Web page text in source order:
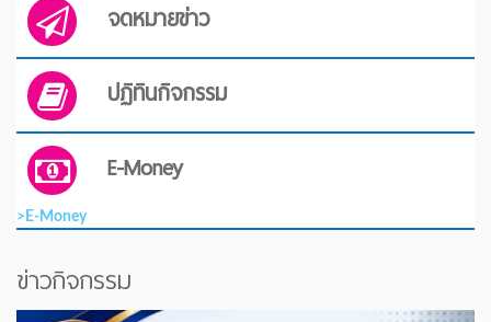
จดหมายข่าว
ปฏิทินกิจกรรม
E-Money
>E-Money
ข่าวกิจกรรม